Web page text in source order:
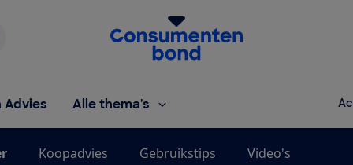
Homepage van de Consumentenbond
Advies Alle thema's
Koopadvies Gebruikstips Video's